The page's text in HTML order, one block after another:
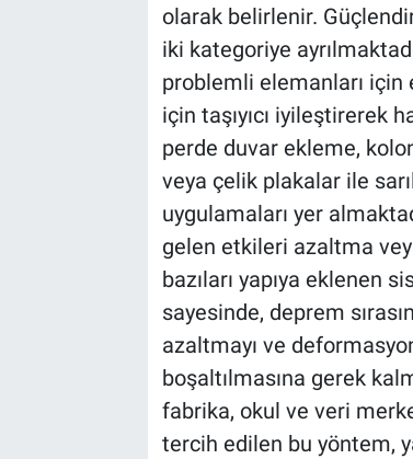
olarak belirlenir.
iki kategoriye
problemli elemanları için
için taşıyıcı iyileştirerek
perde duvar ekleme,
veya çelik plakalar ile
uygulamaları yer
gelen etkileri azaltma
bazıları yapıya eklenen
sayesinde, deprem
azaltmayı ve
boşaltılmasına gerek
fabrika, okul ve veri
tercih edilen bu yöntem,